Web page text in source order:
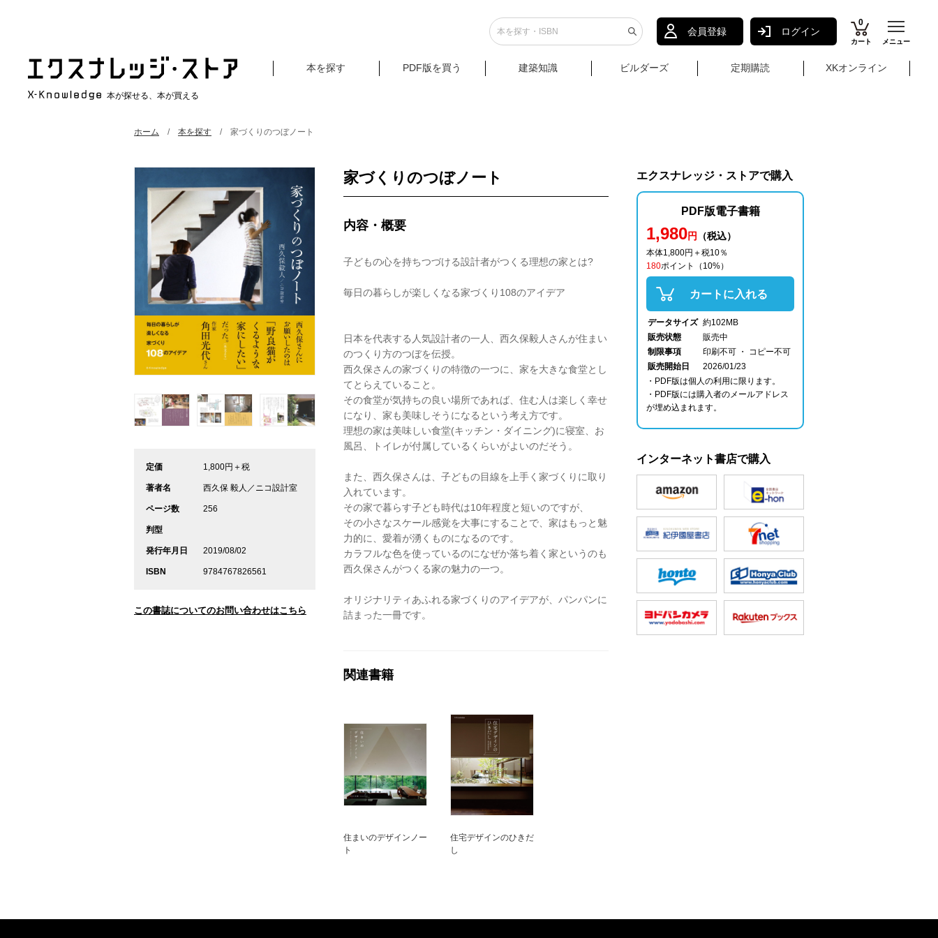
会員登録 ログイン
0
カート メニュー
本が探せる、本が買える
本を探す PDF版を買う 建築知識 ビルダーズ 定期購読 XKオンライン
ホーム 本を探す 家づくりのつぼノート
定価 1,800円＋税
著者名 西久保 毅人／ニコ設計室
ページ数 256
判型
発行年月日 2019/08/02
ISBN 9784767826561
この書誌についてのお問い合わせはこちら
家づくりのつぼノート
内容・概要
子どもの心を持ちつづける設計者がつくる理想の家とは?
毎日の暮らしが楽しくなる家づくり108のアイデア
日本を代表する人気設計者の一人、西久保毅人さんが住まい
のつくり方のつぼを伝授。
西久保さんの家づくりの特徴の一つに、家を大きな食堂とし
てとらえていること。
その食堂が気持ちの良い場所であれば、住む人は楽しく幸せ
になり、家も美味しそうになるという考え方です。
理想の家は美味しい食堂(キッチン・ダイニング)に寝室、お
風呂、トイレが付属しているくらいがよいのだそう。
また、西久保さんは、子どもの目線を上手く家づくりに取り
入れています。
その家で暮らす子ども時代は10年程度と短いのですが、
その小さなスケール感覚を大事にすることで、家はもっと魅
力的に、愛着が湧くものになるのです。
カラフルな色を使っているのになぜか落ち着く家というのも
西久保さんがつくる家の魅力の一つ。
オリジナリティあふれる家づくりのアイデアが、パンパンに
詰まった一冊です。
関連書籍
住まいのデザインノー
ト
住宅デザインのひきだ
し
エクスナレッジ・ストアで購入
PDF版電子書籍
1,980円 （税込）
本体1,800円＋税10％
180ポイント （10%）
カートに入れる
データサイズ 約102MB
販売状態
販売中
制限事項
印刷不可 ・ コピー不可
販売開始日
2026/01/23
・PDF版は個人の利用に限ります。
・PDF版には購入者のメールアドレス
が埋め込まれます。
インターネット書店で購入